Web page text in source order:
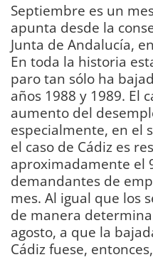
Septiembre es un
apunta desde la
Junta de Andalucía,
En toda la historia
paro tan sólo ha
años 1988 y 1989. El
aumento del
especialmente, en el
el caso de Cádiz es
aproximadamente el
demandantes de
mes. Al igual que los
de manera
agosto, a que la
Cádiz fuese,